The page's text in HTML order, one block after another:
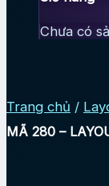
Chưa có
Trang chủ /
MÃ 280 –